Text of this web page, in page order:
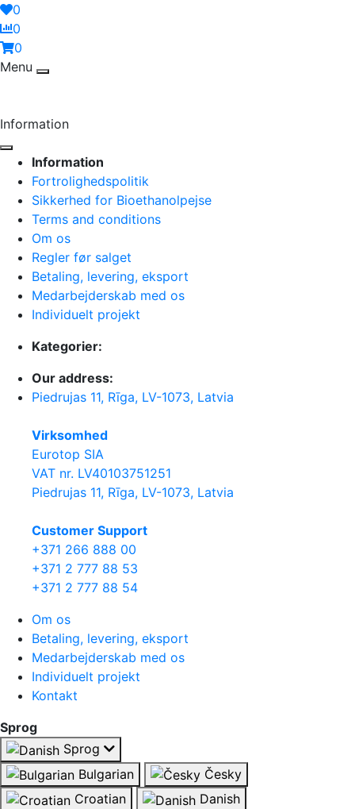
0
0
0
Menu
Information
Information
Fortrolighedspolitik
Sikkerhed for Bioethanolpejse
Terms and conditions
Om os
Regler før salget
Betaling, levering, eksport
Medarbejderskab med os
Individuelt projekt
Kategorier:
Our address:
Piedrujas 11, Rīga, LV-1073, Latvia
Virksomhed
Eurotop SIA
VAT nr. LV40103751251
Piedrujas 11, Rīga, LV-1073, Latvia
Сustomer Support
+371 266 888 00
+371 2 777 88 53
+371 2 777 88 54
Om os
Betaling, levering, eksport
Medarbejderskab med os
Individuelt projekt
Kontakt
Sprog
Sprog
Bulgarian
Česky
Croatian
Danish